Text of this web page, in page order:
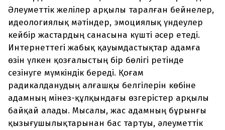
Әлеуметтік желілер арқылы таралған бейнелер,
идеологиялық мәтіндер, эмоциялық үндеулер
кейбір жастардың санасына күшті әсер етеді.
Интернеттегі жабық қауымдастықтар адамға
өзін үлкен қозғалыстың бір бөлігі ретінде
сезінуге мүмкіндік береді. Қоғам
радикалданудың алғашқы белгілерін көбіне
адамның мінез-құлқындағы өзгерістер арқылы
байқай алады. Мысалы, жас адамның бұрынғы
қызығушылықтарынан бас тартуы, әлеуметтік